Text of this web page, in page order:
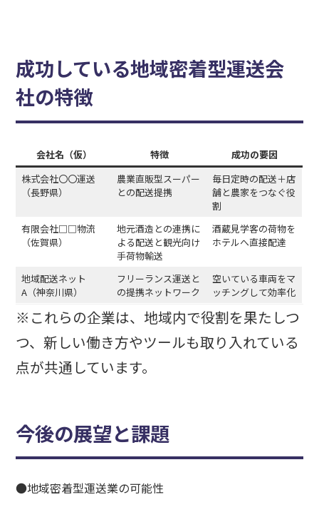
成功している地域密着型運送会
社の特徴
会社名（仮） 特徴
成功の要因
株式会社〇〇運送
（長野県）
農業直販型スーパー
との配送提携
毎日定時の配送＋店
舗と農家をつなぐ役
割
有限会社□□物流
（佐賀県）
地元酒造との連携に
よる配送と観光向け
手荷物輸送
酒蔵見学客の荷物を
ホテルへ直接配達
地域配送ネット
A（神奈川県）
フリーランス運送と
の提携ネットワーク
空いている車両をマ
ッチングして効率化
※これらの企業は、地域内で役割を果たしつ
つ、新しい働き方やツールも取り入れている
点が共通しています。
今後の展望と課題
●地域密着型運送業の可能性